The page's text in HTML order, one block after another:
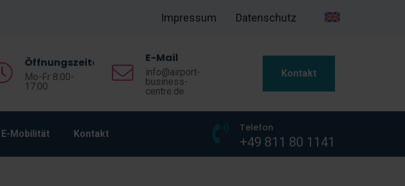
Impressum Datenschutz
Öffnungszeiten
Mo-Fr 8:00-
17:00
E-Mail
info@airport-
business-
centre.de
Kontakt
E-Mobilität Kontakt
Telefon
+49 811 80 1141